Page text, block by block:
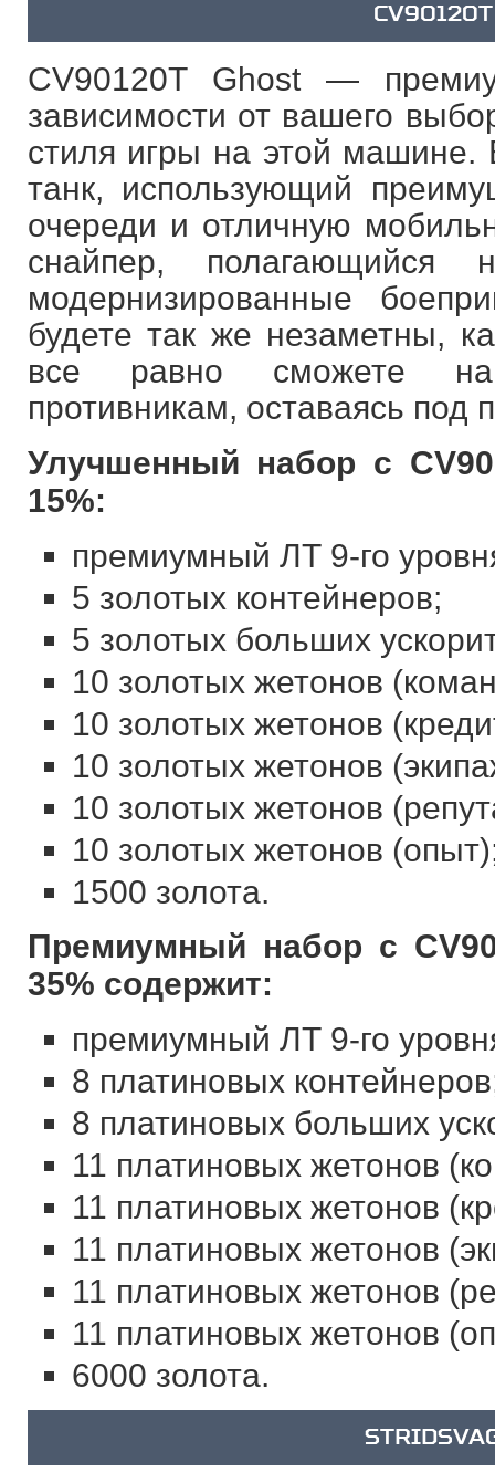
CV90120T
CV90120T Ghost —
зависимости от вашего
стиля игры на этой машине.
танк, использующий
очереди и отличную
снайпер,
модернизированные
будете так же незаметны,
все равно сможете
противникам, оставаясь под
Улучшенный набор с
15%:
премиумный ЛТ 9-го
5 золотых контейнеров;
5 золотых больших
10 золотых жетонов
10 золотых жетонов
10 золотых жетонов
10 золотых жетонов
10 золотых жетонов
1500 золота.
Премиумный набор с
35% содержит:
премиумный ЛТ 9-го
8 платиновых
8 платиновых больших
11 платиновых жетонов
11 платиновых жетонов
11 платиновых жетонов
11 платиновых жетонов
11 платиновых жетонов
6000 золота.